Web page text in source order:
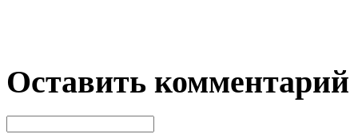
Оставить комментарий